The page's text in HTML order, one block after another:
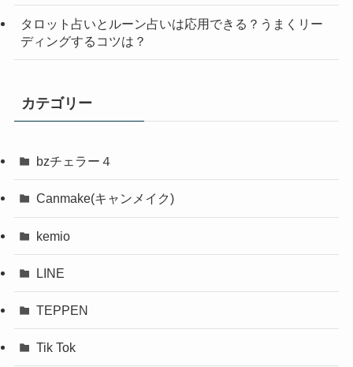
タロット占いとルーン占いは応用できる？うまくリー
ディングするコツは？
カテゴリー
bzチェラー４
Canmake(キャンメイク)
kemio
LINE
TEPPEN
Tik Tok